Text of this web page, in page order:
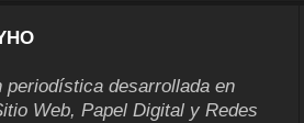
periodística desarrollada en
Web, Papel Digital y Redes